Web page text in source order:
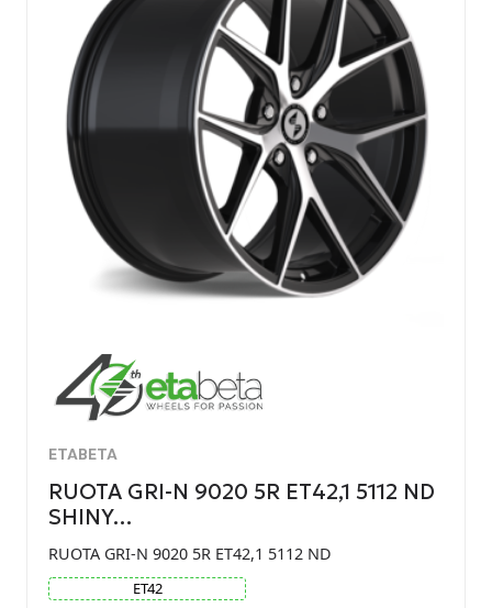
ETABETA
RUOTA GRI-N 9020 5R ET42,1 5112 ND
SHINY…
RUOTA GRI-N 9020 5R ET42,1 5112 ND
ET42